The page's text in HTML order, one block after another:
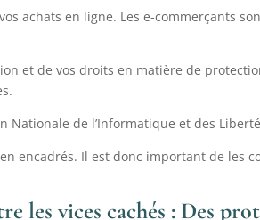
achats en ligne. Les e-commerçants
et de vos droits en matière de
de l’Informatique et des
encadrés. Il est donc important de les
les vices cachés : Des